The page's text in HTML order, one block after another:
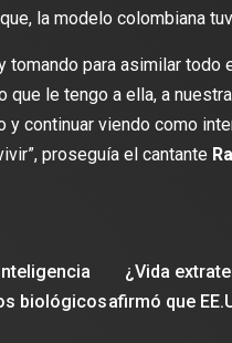
la modelo colombiana
tomando para asimilar todo
le tengo a ella, a
y continuar viendo como
proseguía el cantante
biológicos
¿Vida
afirmó que
2 min de lectura
limitada del FC
el partido contra el